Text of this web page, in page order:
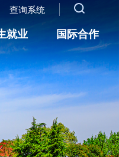
查询系统
就业 国际合作